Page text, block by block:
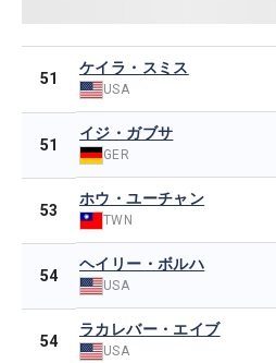
51
ケイラ・スミス
USA
51
イジ・ガブサ
GER
53
ホウ・ユーチャン
TWN
54
ヘイリー・ボルハ
USA
54
ラカレバー・エイブ
USA